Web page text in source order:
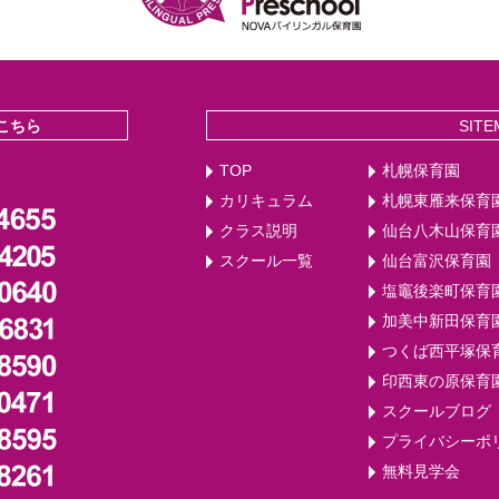
TOP
カリキュラム
クラス説明
スクール一覧
札幌保育園
札幌東雁来保育
仙台八木山保育
仙台富沢保育園
塩竈後楽町保育
加美中新田保育
つくば西平塚保
印西東の原保育
スクールブログ
プライバシーポ
無料見学会
ちら